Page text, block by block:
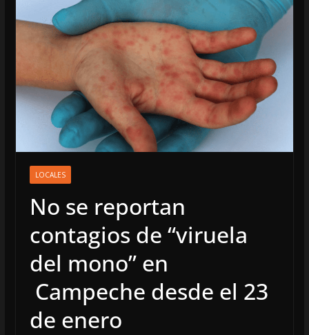
LOCALES
No se reportan
contagios de “viruela
del mono” en
Campeche desde el 23
de enero